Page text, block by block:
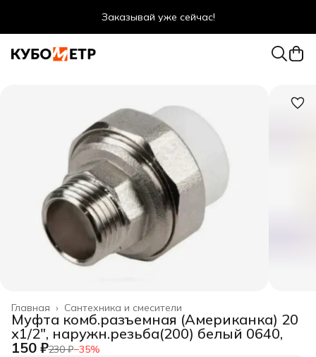
Заказывай уже сейчас!
Оптовые цены даже для физ. лиц
Сантехника и смесители
Главная ›
Муфта комб.разъемная (Американка) 20
х1/2", наружн.резьба(200) белый 0640,
150 ₽230 ₽−35%